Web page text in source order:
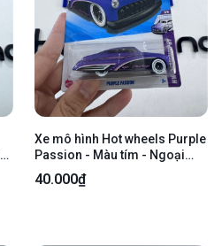
Xe mô hình Hot wheels Purple
Passion - Màu tím - Ngoại
hình 98% - kèm box
40.000₫